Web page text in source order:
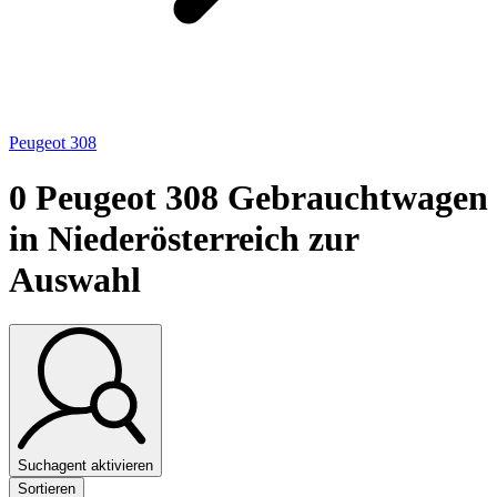
Peugeot 308
0 Peugeot 308 Gebrauchtwagen
in Niederösterreich zur
Auswahl
Suchagent aktivieren
Sortieren